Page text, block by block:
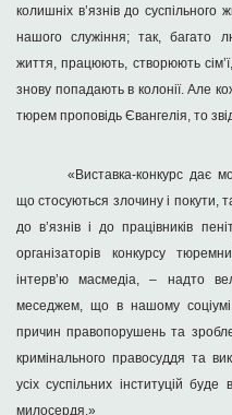
колишніх в’язнів до
нашого служіння; так, багато
життя, працюють, створюють
знову попадають в колонії. Але
тюрем проповідь Євангелія, то
«Виставка-конкурс дає
що стосуються злочину і покути,
до в’язнів і до працівників
організаторів конкурсу
інтерв’ю масмедіа, – надто
меседжем, що в нашому
причин правопорушень та
кримінального правосуддя та
усіх суспільних інституцій буде
милосердя.»